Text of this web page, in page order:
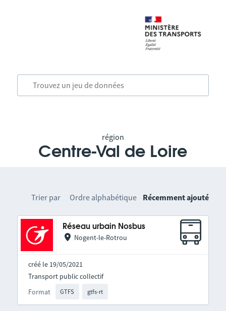
région
Centre-Val de Loire
Trier par Ordre alphabétique Récemment ajouté
Réseau urbain Nosbus
Nogent-le-Rotrou
créé le 19/05/2021
Format GTFS gtfs-rt
Transport public collectif